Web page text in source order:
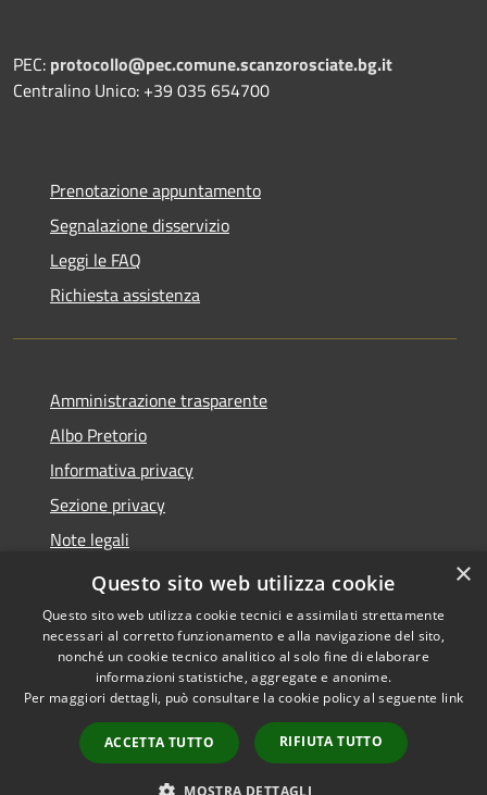
PEC: protocollo@pec.comune.scanzorosciate.bg.it
Centralino Unico: +39 035 654700
Prenotazione appuntamento
Segnalazione disservizio
Leggi le FAQ
Richiesta assistenza
Amministrazione trasparente
Albo Pretorio
Informativa privacy
Sezione privacy
Note legali
Dichiarazione di accessibilità
Accessibilità
Copyright © 2026 • Comune di
Scanzorosciate • Powered by
Municipium•
Accesso
redazione
×
Questo sito web utilizza cookie
Questo sito web utilizza cookie tecnici e assimilati strettamente
necessari al corretto funzionamento e alla navigazione del sito,
nonché un cookie tecnico analitico al solo fine di elaborare
informazioni statistiche, aggregate e anonime.
Per maggiori dettagli, può consultare la cookie policy al seguente link
ACCETTA TUTTO RIFIUTA TUTTO
MOSTRA DETTAGLI